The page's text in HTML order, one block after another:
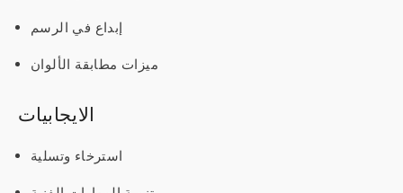
إبداع في الرسم
ميزات مطابقة الألوان
الايجابيات
استرخاء وتسلية